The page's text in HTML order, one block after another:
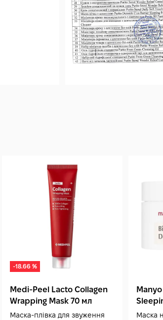
-18.66 %
Medi-Peel Lacto Collagen
Wrapping Mask 70 мл
Маска-плівка для звуження
Маска